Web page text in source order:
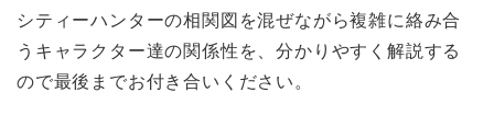
シティーハンターの相関図を混ぜながら複雑に絡み合
うキャラクター達の関係性を、分かりやすく解説する
ので最後までお付き合いください。